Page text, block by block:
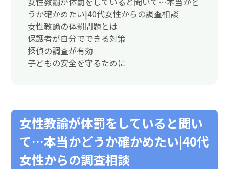
うか確かめたい|40代女性からの調査相談
女性教諭の体罰問題とは
保護者が自分でできる対策
探偵の調査が有効
子どもの安全を守るために
女性教諭が体罰をしていると聞い
て…本当かどうか確かめたい|40代
女性からの調査相談